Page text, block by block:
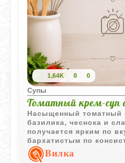
1,64K 0 0
Супы
Томатный крем-суп
Насыщенный томатный
базилика, чеснока и
получается ярким по
бархатистым по
сливочная нотка
сбалансированным и
Вилка